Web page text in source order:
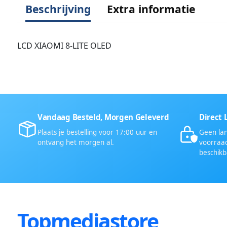
Beschrijving Extra informatie
LCD XIAOMI 8-LITE OLED
Vandaag Besteld, Morgen Geleverd
Plaats je bestelling voor 17:00 uur en
ontvang het morgen al.
Direct
Geen
Topmediastore